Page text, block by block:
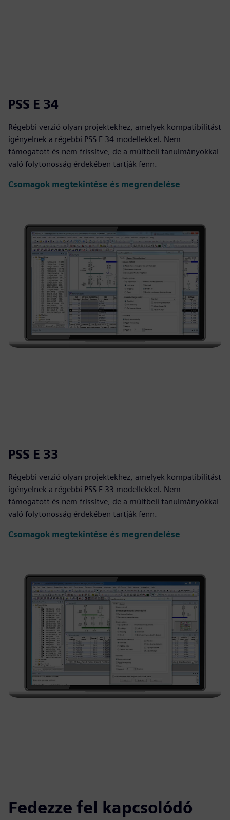
PSS E 34
Régebbi verzió olyan projektekhez, amelyek kompatibilitást
igényelnek a régebbi PSS E 34 modellekkel. Nem
támogatott és nem frissítve, de a múltbeli tanulmányokkal
való folytonosság érdekében tartják fenn.
Csomagok megtekintése és megrendelése
PSS E 33
Régebbi verzió olyan projektekhez, amelyek kompatibilitást
igényelnek a régebbi PSS E 33 modellekkel. Nem
támogatott és nem frissítve, de a múltbeli tanulmányokkal
való folytonosság érdekében tartják fenn.
Csomagok megtekintése és megrendelése
Fedezze fel kapcsolódó